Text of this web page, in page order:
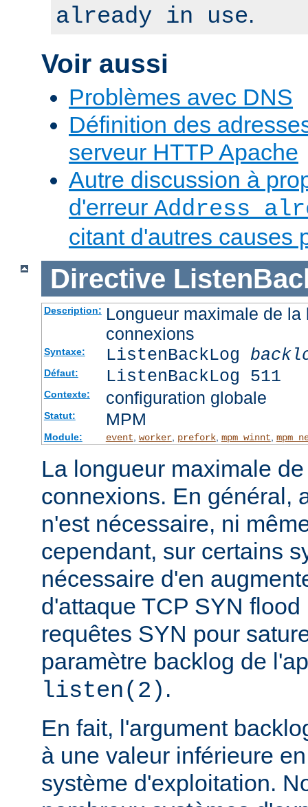
already in use.
Voir aussi
Problèmes avec DNS
Définition des
serveur HTTP Apache
Autre discussion à
d'erreur Address
citant d'autres causes
Directive
Description: Longueur maximale de
connexions
Syntaxe: ListenBackLog
Défaut: ListenBackLog 511
Contexte: configuration globale
Statut: MPM
Module: event, worker, prefork, mpm_winnt,
La longueur maximale
connexions. En général,
n'est nécessaire, ni
cependant, sur certains
nécessaire d'en
d'attaque TCP SYN
requêtes SYN pour
paramètre backlog de
listen(2) .
En fait, l'argument
à une valeur inférieure
système d'exploitation.